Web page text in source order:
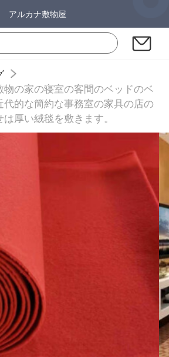
アルカナ敷物屋
の家の寝室の客間のベッドのベ
代的な簡約な事務室の家具の店の
厚い絨毯を敷きます。